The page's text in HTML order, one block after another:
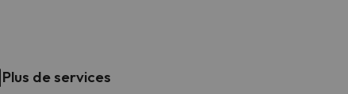
Plus de services